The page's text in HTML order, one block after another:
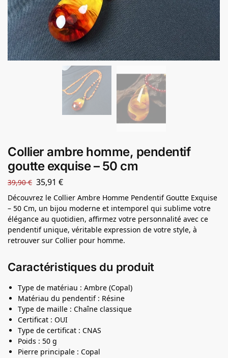
Collier ambre homme, pendentif
goutte exquise – 50 cm
39,90€ 35,91 €
Découvrez le Collier Ambre Homme Pendentif Goutte Exquise
– 50 Cm, un bijou moderne et intemporel qui sublime votre
élégance au quotidien, affirmez votre personnalité avec ce
pendentif unique, véritable expression de votre style, à
retrouver sur Collier pour homme.
Caractéristiques du produit
Type de matériau : Ambre (Copal)
Matériau du pendentif : Résine
Type de maille : Chaîne classique
Certificat : OUI
Type de certificat : CNAS
Poids : 50 g
Pierre principale : Copal